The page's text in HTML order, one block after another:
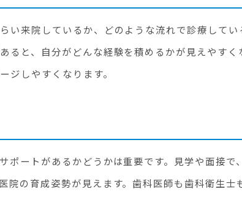
い来院しているか、どのような流れで診療して
ると、自分がどんな経験を積めるかが見えやすく
ジしやすくなります。
ポートがあるかどうかは重要です。見学や面接で
院の育成姿勢が見えます。歯科医師も歯科衛生士